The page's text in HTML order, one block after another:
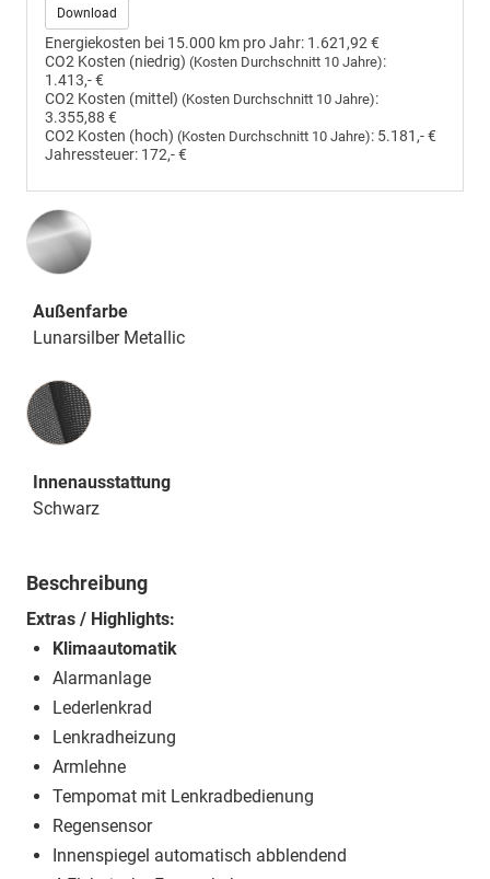
Download
Energiekosten bei 15.000 km pro Jahr: 1.621,92 €
CO2 Kosten (niedrig) (Kosten Durchschnitt 10 Jahre):
1.413,- €
CO2 Kosten (mittel) (Kosten Durchschnitt 10 Jahre):
3.355,88 €
CO2 Kosten (hoch) (Kosten Durchschnitt 10 Jahre): 5.181,- €
Jahressteuer: 172,- €
Außenfarbe
Lunarsilber Metallic
Innenausstattung
Innenausstattung
Schwarz
Beschreibung
Extras / Highlights:
Klimaautomatik
Alarmanlage
Lederlenkrad
Lenkradheizung
Armlehne
Tempomat mit Lenkradbedienung
Regensensor
Innenspiegel automatisch abblendend